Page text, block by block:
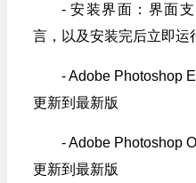
- 安装界面：界面
言，以及安装完后立即运
- Adob​​e Photoshop
更新到最新版
- Adob​​e Photoshop
更新到最新版